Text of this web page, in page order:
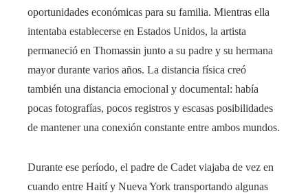
oportunidades económicas para su familia. Mientras ella
intentaba establecerse en Estados Unidos, la artista
permaneció en Thomassin junto a su padre y su hermana
mayor durante varios años. La distancia física creó
también una distancia emocional y documental: había
pocas fotografías, pocos registros y escasas posibilidades
de mantener una conexión constante entre ambos mundos.
Durante ese período, el padre de Cadet viajaba de vez en
cuando entre Haití y Nueva York transportando algunas